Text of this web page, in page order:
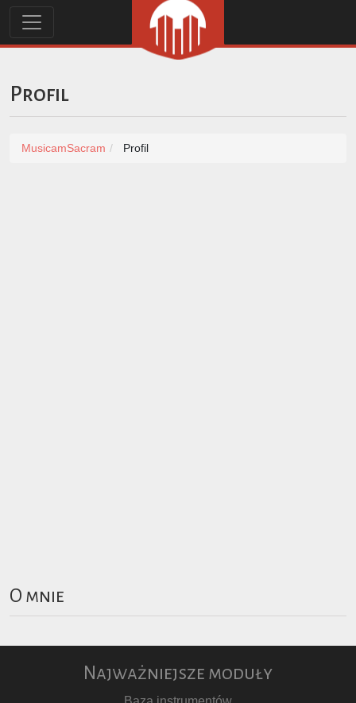
Profil
MusicamSacram Profil
O mnie
Najważniejsze moduły